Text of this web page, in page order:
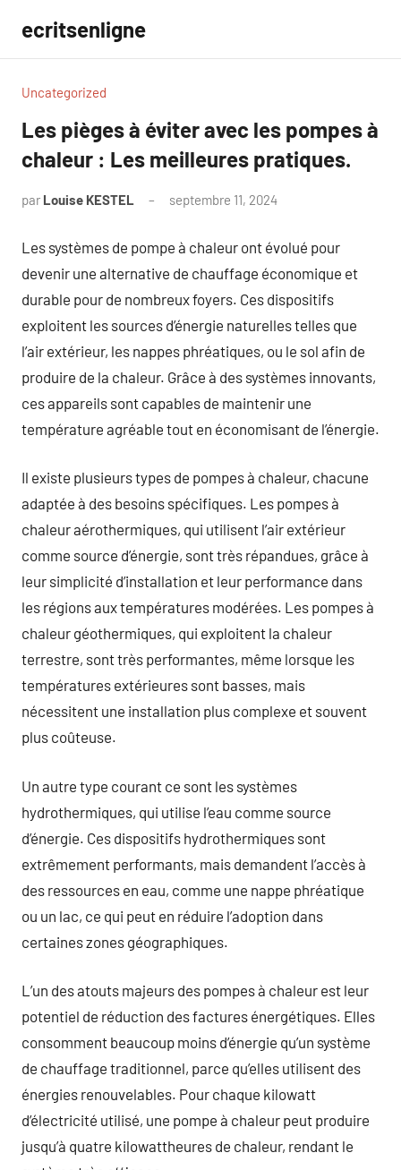
contenu
ecritsenligne
Uncategorized
Les pièges à éviter avec les pompes à
chaleur : Les meilleures pratiques.
par Louise KESTEL septembre 11, 2024
Les systèmes de pompe à chaleur ont évolué pour
devenir une alternative de chauffage économique et
durable pour de nombreux foyers. Ces dispositifs
exploitent les sources d’énergie naturelles telles que
l’air extérieur, les nappes phréatiques, ou le sol afin de
produire de la chaleur. Grâce à des systèmes innovants,
ces appareils sont capables de maintenir une
température agréable tout en économisant de l’énergie.
Il existe plusieurs types de pompes à chaleur, chacune
adaptée à des besoins spécifiques. Les pompes à
chaleur aérothermiques, qui utilisent l’air extérieur
comme source d’énergie, sont très répandues, grâce à
leur simplicité d’installation et leur performance dans
les régions aux températures modérées. Les pompes à
chaleur géothermiques, qui exploitent la chaleur
terrestre, sont très performantes, même lorsque les
températures extérieures sont basses, mais
nécessitent une installation plus complexe et souvent
plus coûteuse.
Un autre type courant ce sont les systèmes
hydrothermiques, qui utilise l’eau comme source
d’énergie. Ces dispositifs hydrothermiques sont
extrêmement performants, mais demandent l’accès à
des ressources en eau, comme une nappe phréatique
ou un lac, ce qui peut en réduire l’adoption dans
certaines zones géographiques.
L’un des atouts majeurs des pompes à chaleur est leur
potentiel de réduction des factures énergétiques. Elles
consomment beaucoup moins d’énergie qu’un système
de chauffage traditionnel, parce qu’elles utilisent des
énergies renouvelables. Pour chaque kilowatt
d’électricité utilisé, une pompe à chaleur peut produire
jusqu’à quatre kilowattheures de chaleur, rendant le